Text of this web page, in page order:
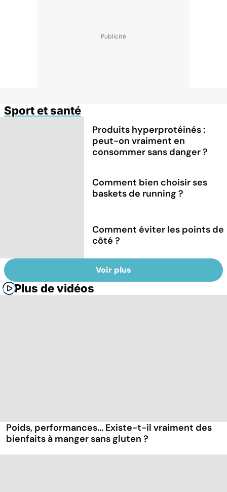
Sport et santé
Produits hyperprotéinés :
peut-on vraiment en
consommer sans danger ?
Comment bien choisir ses
baskets de running ?
Comment éviter les points de
côté ?
Voir plus
Plus de vidéos
Poids, performances... Existe-t-il vraiment des
bienfaits à manger sans gluten ?